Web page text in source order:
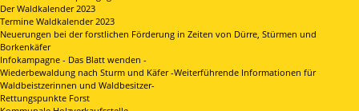
Der Waldkalender 2023
Termine Waldkalender 2023
Neuerungen bei der forstlichen Förderung in Zeiten von Dürre, Stürmen und
Borkenkäfer
Infokampagne - Das Blatt wenden -
Wiederbewaldung nach Sturm und Käfer -Weiterführende Informationen für
Waldbeistzerinnen und Waldbesitzer-
Rettungspunkte Forst